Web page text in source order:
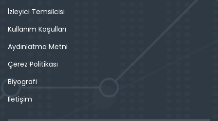
İzleyici Temsilcisi
Kullanım Koşulları
Aydınlatma Metni
Çerez Politikası
Biyografi
İletişim